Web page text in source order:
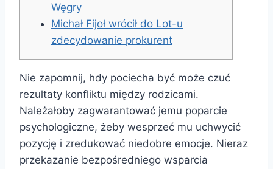
Węgry
Michał Fijoł wrócił do Lot-u
zdecydowanie prokurent
Nie zapomnij, hdy pociecha być może czuć
rezultaty konfliktu między rodzicami.
Należałoby zagwarantować jemu poparcie
psychologiczne, żeby wesprzeć mu uchwycić
pozycję i zredukować niedobre emocje. Nieraz
przekazanie bezpośredniego wsparcia